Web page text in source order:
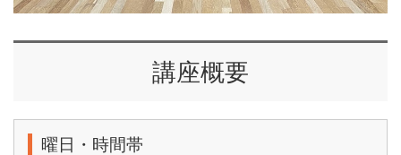
講座概要
曜日・時間帯